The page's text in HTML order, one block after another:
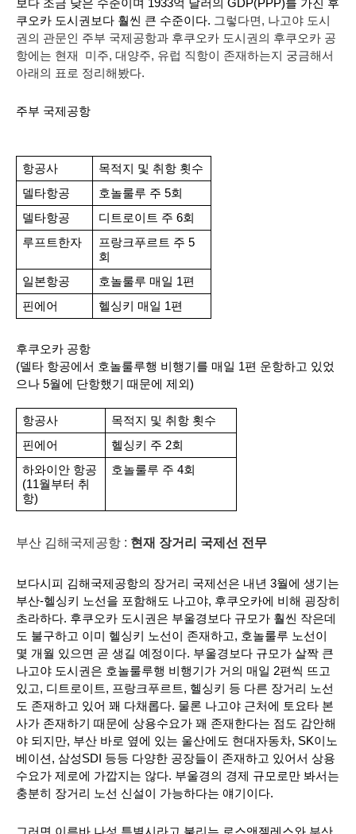
보다 조금 낮은 수준이며 1933억 달러의 GDP(PPP)를 가진 후
쿠오카 도시권보다 훨씬 큰 수준이다. 그렇다면, 나고야 도시
권의 관문인 주부 국제공항과 후쿠오카 도시권의 후쿠오카 공
항에는 현재  미주, 대양주, 유럽 직항이 존재하는지 궁금해서
아래의 표로 정리해봤다.
주부 국제공항
항공사
목적지 및 취항 횟수
델타항공
호놀룰루 주 5회
델타항공
디트로이트 주 6회
루프트한자
프랑크푸르트 주 5
회
일본항공
호놀룰루 매일 1편
핀에어
헬싱키 매일 1편
후쿠오카 공항
(델타 항공에서 호놀룰루행 비행기를 매일 1편 운항하고 있었
으나 5월에 단항했기 때문에 제외)
항공사
목적지 및 취항 횟수
핀에어
헬싱키 주 2회
하와이안 항공
(11월부터 취
항)
호놀룰루 주 4회
부산 김해국제공항 : 현재 장거리 국제선 전무
보다시피 김해국제공항의 장거리 국제선은 내년 3월에 생기는
부산-헬싱키 노선을 포함해도 나고야, 후쿠오카에 비해 굉장히
초라하다. 후쿠오카 도시권은 부울경보다 규모가 훨씬 작은데
도 불구하고 이미 헬싱키 노선이 존재하고, 호놀룰루 노선이
몇 개월 있으면 곧 생길 예정이다. 부울경보다 규모가 살짝 큰
나고야 도시권은 호놀룰루행 비행기가 거의 매일 2편씩 뜨고
있고, 디트로이트, 프랑크푸르트, 헬싱키 등 다른 장거리 노선
도 존재하고 있어 꽤 다채롭다. 물론 나고야 근처에 토요타 본
사가 존재하기 때문에 상용수요가 꽤 존재한다는 점도 감안해
야 되지만, 부산 바로 옆에 있는 울산에도 현대자동차, SK이노
베이션, 삼성SDI 등등 다양한 공장들이 존재하고 있어서 상용
수요가 제로에 가깝지는 않다. 부울경의 경제 규모로만 봐서는
충분히 장거리 노선 신설이 가능하다는 얘기이다.
그러면 이른바 나성 특별시라고 불리는 로스앤젤레스와 부산